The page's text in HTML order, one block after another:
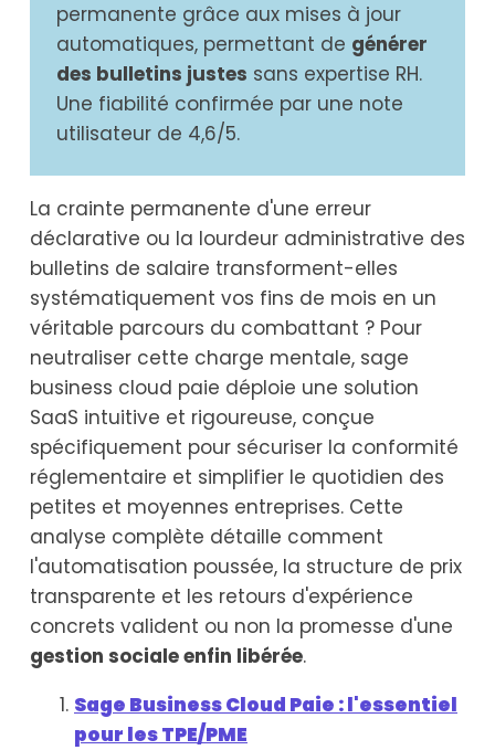
permanente grâce aux mises à jour
automatiques, permettant de générer
des bulletins justes sans expertise RH.
Une fiabilité confirmée par une note
utilisateur de 4,6/5.
La crainte permanente d'une erreur
déclarative ou la lourdeur administrative des
bulletins de salaire transforment-elles
systématiquement vos fins de mois en un
véritable parcours du combattant ? Pour
neutraliser cette charge mentale, sage
business cloud paie déploie une solution
SaaS intuitive et rigoureuse, conçue
spécifiquement pour sécuriser la conformité
réglementaire et simplifier le quotidien des
petites et moyennes entreprises. Cette
analyse complète détaille comment
l'automatisation poussée, la structure de prix
transparente et les retours d'expérience
concrets valident ou non la promesse d'une
gestion sociale enfin libérée.
Sage Business Cloud Paie : l'essentiel
pour les TPE/PME